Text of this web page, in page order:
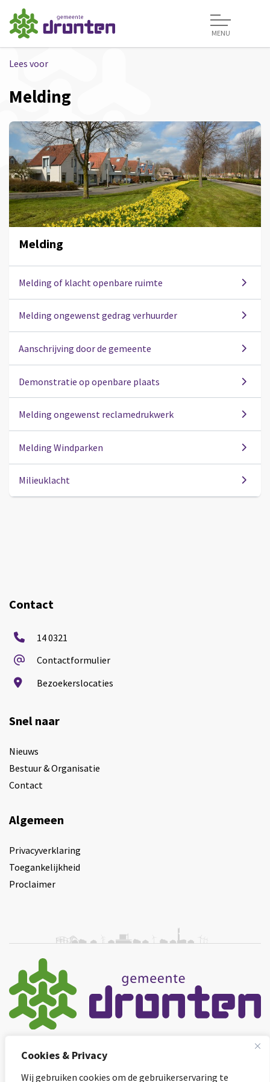
Cookies & Privacy
Wij gebruiken cookies om de gebruikerservaring te
MENU
Lees voor
Melding
Melding
Melding of klacht openbare ruimte
Melding ongewenst gedrag verhuurder
Aanschrijving door de gemeente
Demonstratie op openbare plaats
Melding ongewenst reclamedrukwerk
Melding Windparken
Milieuklacht
Contact
14 0321
Contactformulier
Bezoekerslocaties
Snel naar
Nieuws
Bestuur & Organisatie
Contact
Algemeen
Privacyverklaring
Toegankelijkheid
Proclaimer
Instagram van Gemeente Dronten, opent in nieuw
Facebook van Gemeente Dronten, opent in
LinkedIn van Gemeente Dronten,
YouTube kanaal van